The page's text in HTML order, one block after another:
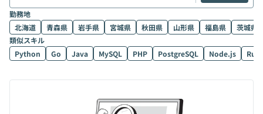
勤務地
北海道
青森県 岩手県 宮城県 秋田県 山形県 福島県
茨城県
類似スキル
Python
Go Java MySQL PHP PostgreSQL Node.js